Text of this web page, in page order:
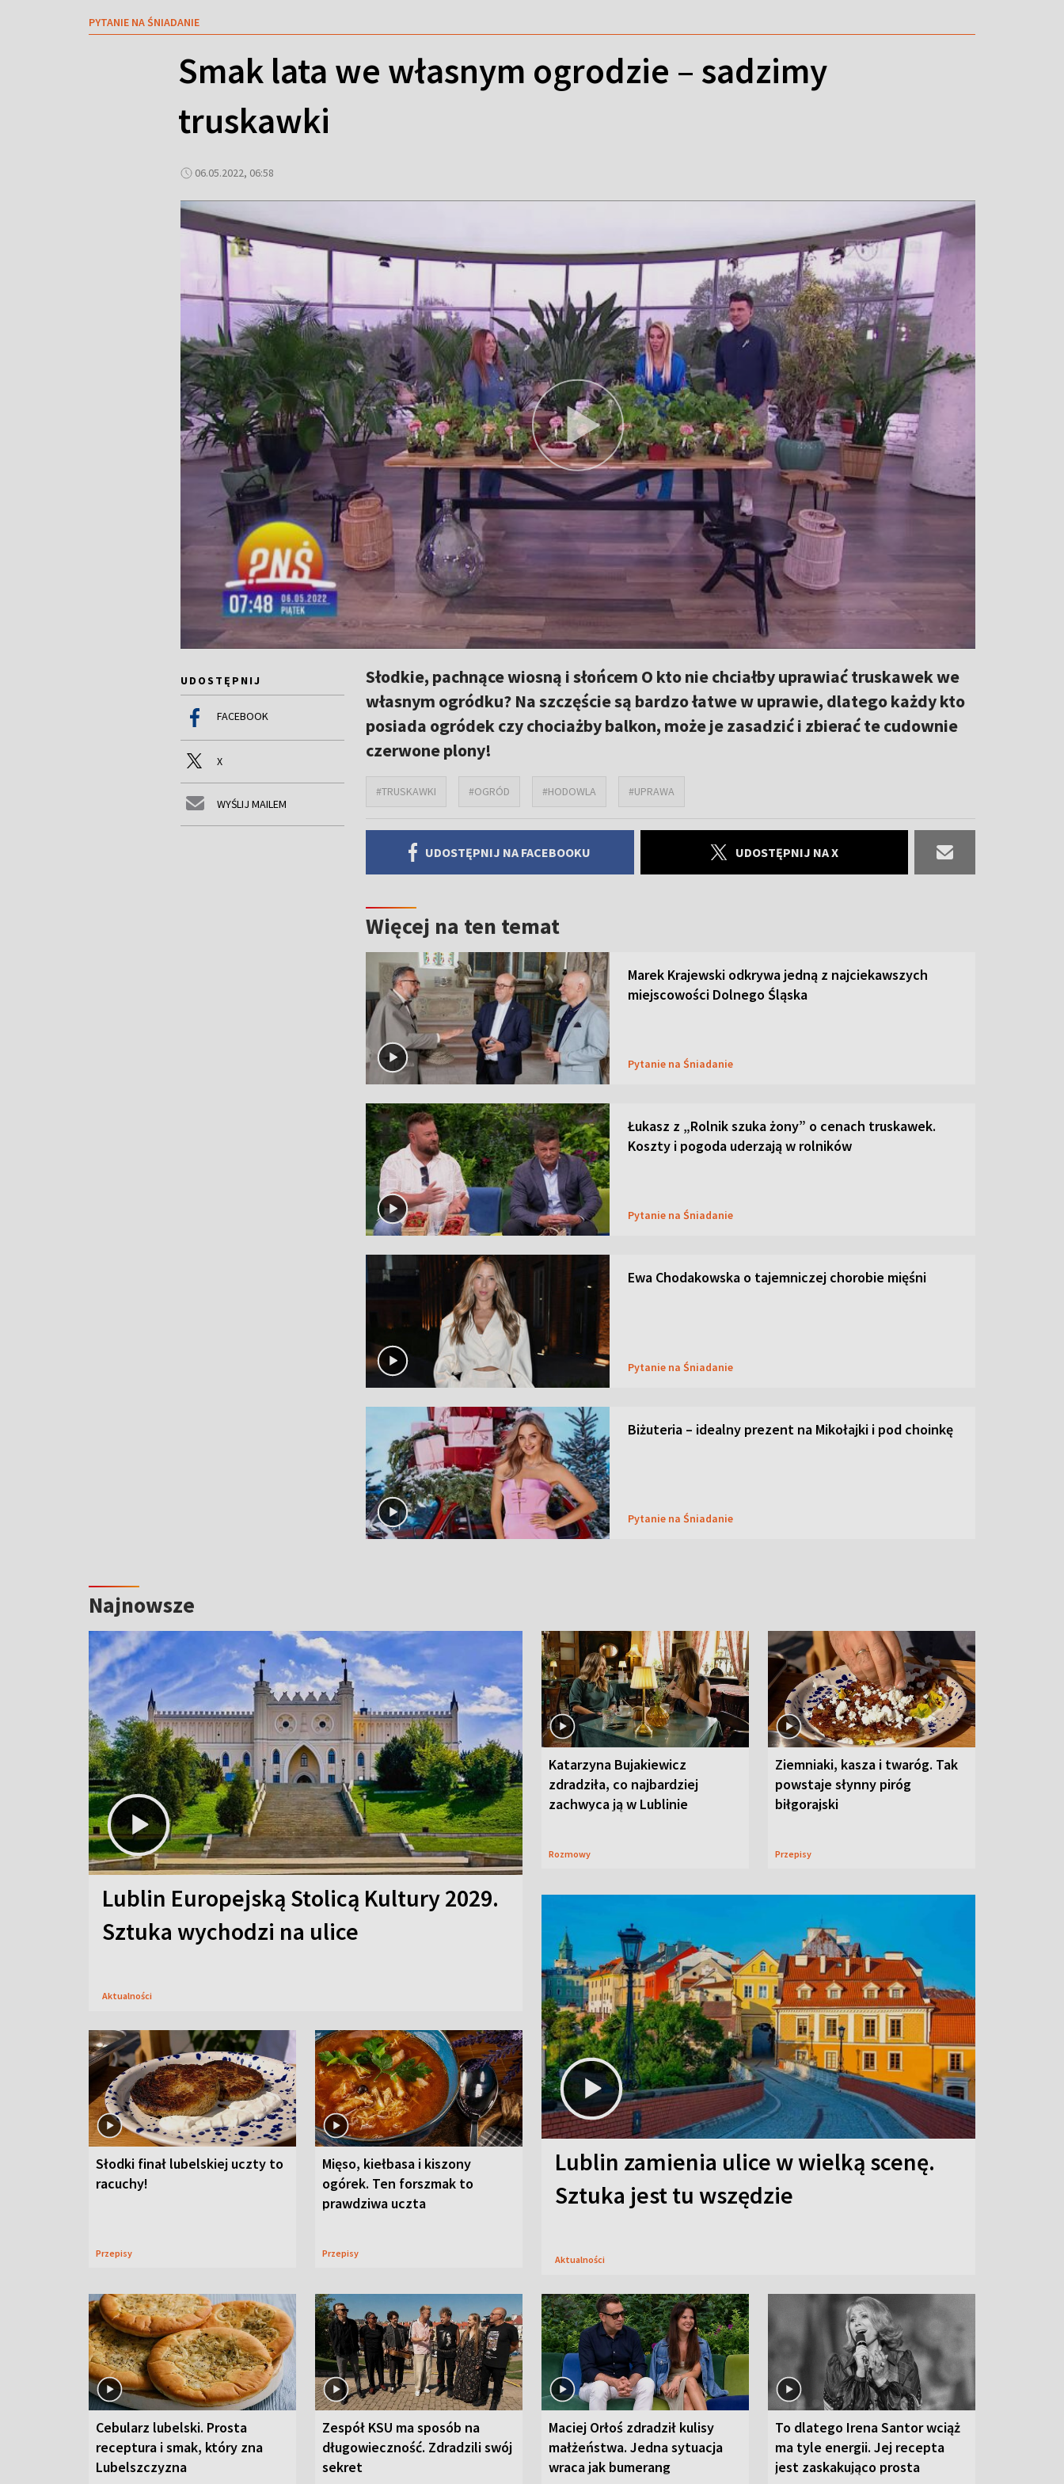
PYTANIE NA ŚNIADANIE
Smak lata we własnym ogrodzie – sadzimy
truskawki
06.05.2022, 06:58
UDOSTĘPNIJ
FACEBOOK
X
WYŚLIJ MAILEM
Słodkie, pachnące wiosną i słońcem O kto nie chciałby uprawiać truskawek we
własnym ogródku? Na szczęście są bardzo łatwe w uprawie, dlatego każdy kto
posiada ogródek czy chociażby balkon, może je zasadzić i zbierać te cudownie
czerwone plony!
#TRUSKAWKI #OGRÓD #HODOWLA #UPRAWA
UDOSTĘPNIJ NA FACEBOOKU UDOSTĘPNIJ NA X
Więcej na ten temat
Marek Krajewski odkrywa jedną z najciekawszych
miejscowości Dolnego Śląska
Pytanie na Śniadanie
Łukasz z „Rolnik szuka żony” o cenach truskawek.
Koszty i pogoda uderzają w rolników
Pytanie na Śniadanie
Ewa Chodakowska o tajemniczej chorobie mięśni
Pytanie na Śniadanie
Biżuteria – idealny prezent na Mikołajki i pod choinkę
Pytanie na Śniadanie
Najnowsze
Lublin Europejską Stolicą Kultury 2029.
Sztuka wychodzi na ulice
Aktualności
Katarzyna Bujakiewicz
zdradziła, co najbardziej
zachwyca ją w Lublinie
Rozmowy
Ziemniaki, kasza i twaróg. Tak
powstaje słynny piróg
biłgorajski
Przepisy
Słodki finał lubelskiej uczty to
racuchy!
Przepisy
Mięso, kiełbasa i kiszony
ogórek. Ten forszmak to
prawdziwa uczta
Przepisy
Lublin zamienia ulice w wielką scenę.
Sztuka jest tu wszędzie
Aktualności
Cebularz lubelski. Prosta
receptura i smak, który zna
Lubelszczyzna
Zespół KSU ma sposób na
długowieczność. Zdradzili swój
sekret
Maciej Orłoś zdradził kulisy
małżeństwa. Jedna sytuacja
wraca jak bumerang
To dlatego Irena Santor wciąż
ma tyle energii. Jej recepta
jest zaskakująco prosta